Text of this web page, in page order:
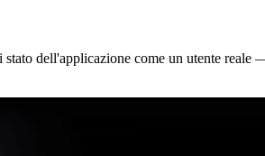
dell'applicazione come un utente reale